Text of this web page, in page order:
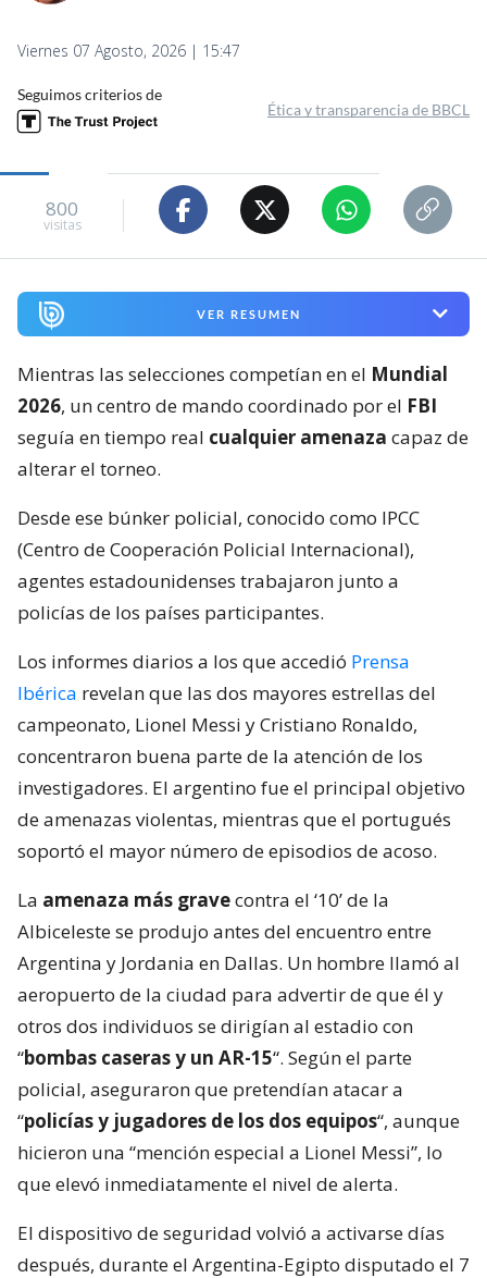
Viernes 07 Agosto, 2026 | 15:47
Seguimos criterios de
Ética y transparencia de BBCL
800
visitas
VER RESUMEN
Mientras las selecciones competían en el Mundial
2026, un centro de mando coordinado por el FBI
seguía en tiempo real cualquier amenaza capaz de
alterar el torneo.
Desde ese búnker policial, conocido como IPCC
(Centro de Cooperación Policial Internacional),
agentes estadounidenses trabajaron junto a
policías de los países participantes.
Los informes diarios a los que accedió Prensa
Ibérica revelan que las dos mayores estrellas del
campeonato, Lionel Messi y Cristiano Ronaldo,
concentraron buena parte de la atención de los
investigadores. El argentino fue el principal objetivo
de amenazas violentas, mientras que el portugués
soportó el mayor número de episodios de acoso.
La amenaza más gravecontra el ‘10’ de la
Albiceleste se produjo antes del encuentro entre
Argentina y Jordania en Dallas. Un hombre llamó al
aeropuerto de la ciudad para advertir de que él y
otros dos individuos se dirigían al estadio con
“bombas caseras y un AR-15“. Según el parte
policial, aseguraron que pretendían atacar a
“policías y jugadores de los dos equipos“, aunque
hicieron una “mención especial a Lionel Messi”, lo
que elevó inmediatamente el nivel de alerta.
El dispositivo de seguridad volvió a activarse días
después, durante el Argentina-Egipto disputado el 7